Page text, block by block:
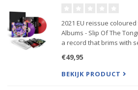
2021 EU reissue
Albums - Slip Of The
a record that brims with
new chapter for Imelda
mos
€49,95
BEKIJK PRODUCT